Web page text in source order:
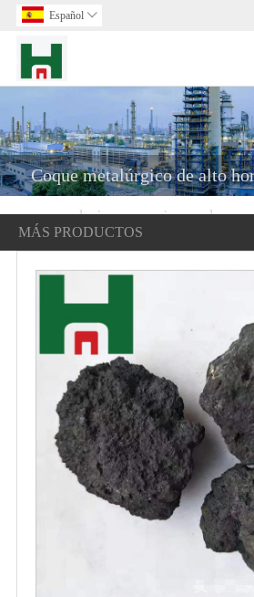
Español 
Coque metalúrgico de alto
coque bajo en cenizas a buen
MÁS PRODUCTOS